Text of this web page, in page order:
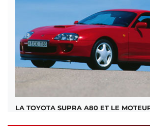
LA TOYOTA SUPRA A80 ET LE